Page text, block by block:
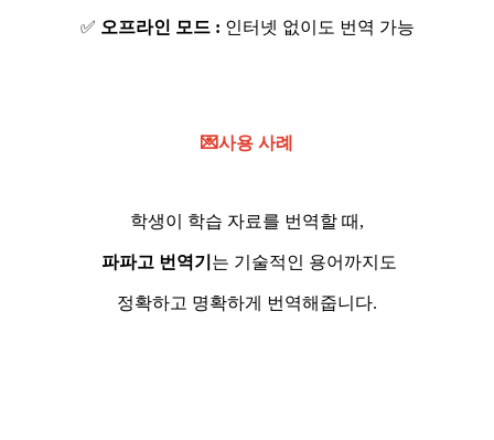
✅ 오프라인 모드 : 인터넷 없이도 번역 가능
💌사용 사례
학생이 학습 자료를 번역할 때,
파파고 번역기 는 기술적인 용어까지도
정확하고 명확하게 번역해줍니다.